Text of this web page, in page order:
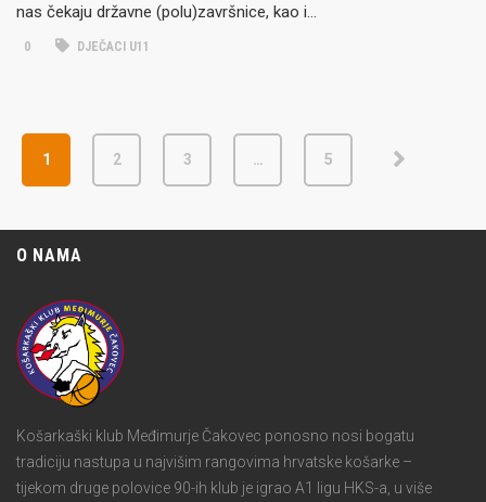
nas čekaju državne (polu)završnice, kao i…
0 DJEČACI U11
1 2 3 … 5
O NAMA
Košarkaški klub Međimurje Čakovec ponosno nosi bogatu
tradiciju nastupa u najvišim rangovima hrvatske košarke –
tijekom druge polovice 90-ih klub je igrao A1 ligu HKS-a, u više